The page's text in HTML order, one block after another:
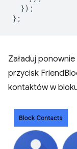
});
};
Załaduj
przycisk
kontaktów w